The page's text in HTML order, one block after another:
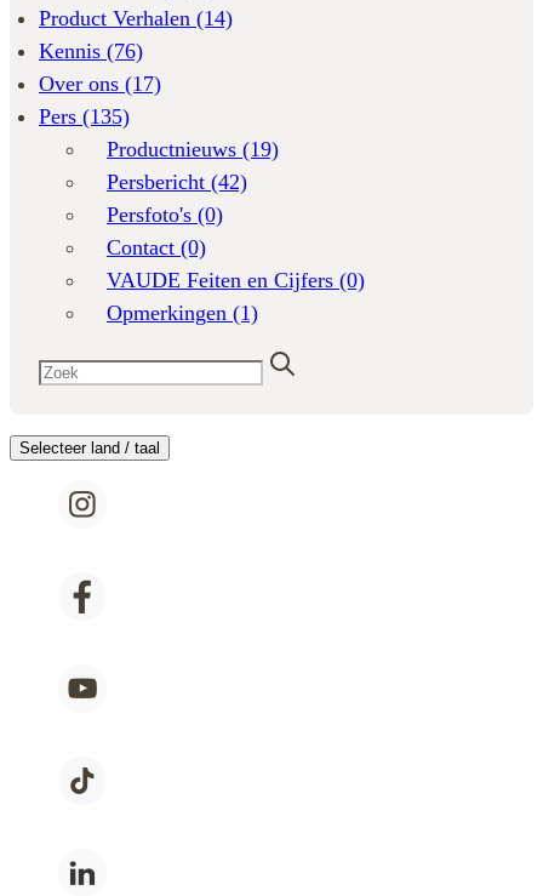
Product Verhalen (14)
Kennis (76)
Over ons (17)
Pers (135)
Productnieuws (19)
Persbericht (42)
Persfoto's (0)
Contact (0)
VAUDE Feiten en Cijfers (0)
Opmerkingen (1)
Selecteer land / taal